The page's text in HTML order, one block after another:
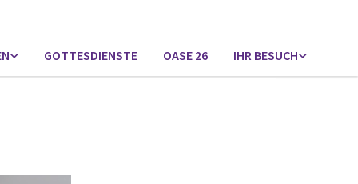
GOTTESDIENSTE OASE 26 IHR BESUCH